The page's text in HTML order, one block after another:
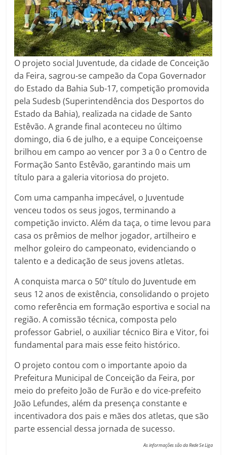
O projeto social Juventude, da cidade de Conceição
da Feira, sagrou-se campeão da Copa Governador
do Estado da Bahia Sub-17, competição promovida
pela Sudesb (Superintendência dos Desportos do
Estado da Bahia), realizada na cidade de Santo
Estêvão. A grande final aconteceu no último
domingo, dia 6 de julho, e a equipe Conceiçoense
brilhou em campo ao vencer por 3 a 0 o Centro de
Formação Santo Estêvão, garantindo mais um
título para a galeria vitoriosa do projeto.
Com uma campanha impecável, o Juventude
venceu todos os seus jogos, terminando a
competição invicto. Além da taça, o time levou para
casa os prêmios de melhor jogador, artilheiro e
melhor goleiro do campeonato, evidenciando o
talento e a dedicação de seus jovens atletas.
A conquista marca o 50º título do Juventude em
seus 12 anos de existência, consolidando o projeto
como referência em formação esportiva e social na
região. A comissão técnica, composta pelo
professor Gabriel, o auxiliar técnico Bira e Vitor, foi
fundamental para mais esse feito histórico.
O projeto contou com o importante apoio da
Prefeitura Municipal de Conceição da Feira, por
meio do prefeito João de Furão e do vice-prefeito
João Lefundes, além da presença constante e
incentivadora dos pais e mães dos atletas, que são
parte essencial dessa jornada de sucesso.
As informações são da Rede Se Liga